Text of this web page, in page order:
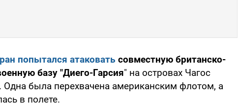
попытался атаковать совместную британско-
базу "Диего-Гарсия" на островах Чагос
Одна была перехвачена американским флотом, а
в полете.